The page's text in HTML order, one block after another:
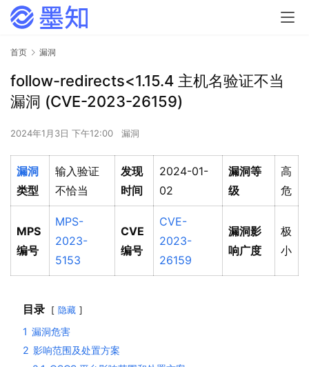
首页 漏洞
follow-redirects<1.15.4 主机名验证不当
漏洞 (CVE-2023-26159)
2024年1月3日 下午12:00 漏洞
漏洞
类型
输入验证
不恰当
发现
时间
2024-01-
02
漏洞等
级
高
危
MPS
编号
MPS-
2023-
5153
CVE
编号
CVE-
2023-
26159
漏洞影
响广度
极
小
目录 隐藏
1 漏洞危害
2 影响范围及处置方案